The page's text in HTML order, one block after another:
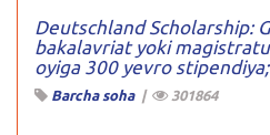
Deutschland Scholarship:
bakalavriat yoki
oyiga 300 yevro
Barcha soha| 301864